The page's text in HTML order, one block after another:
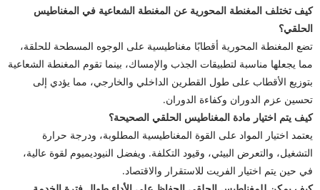
كيف تختلف المغنطة المحورية عن المغنطة الشعاعية في المغناطيس
الحلقي؟
تضع المغنطة المحورية أقطابًا مغناطيسية على الوجوه المسطحة للحلقة،
مما يجعلها مناسبة لتطبيقات الجذب والإمساك، بينما تقوم المغنطة الشعاعية
بتوزيع الأقطاب على طول القطرين الداخلي والخارجي، مما يؤدي إلى
تحسين عزم الدوران وكفاءة الدوران.
كيف يتم اختيار مادة المغناطيس الحلقي الصحيحة؟
يعتمد اختيار المواد على القوة المغناطيسية المطلوبة، ودرجة حرارة
التشغيل، والتعرض البيئي، وقيود التكلفة. ويفضل النيوديميوم لقوة عالية،
في حين يتم اختيار الفريت للاستقرار والاقتصاد.